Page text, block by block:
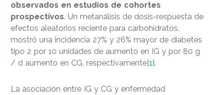
observados en estudios de cohortes
prospectivos. Un metanálisis de dosis-respuesta de
efectos aleatorios reciente para carbohidratos,
mostró una incidencia 27% y 26% mayor de diabetes
tipo 2 por 10 unidades de aumento en IG y por 80 g
/ d aumento en CG, respectivamente[1].
La asociación entre IG y CG y enfermedad